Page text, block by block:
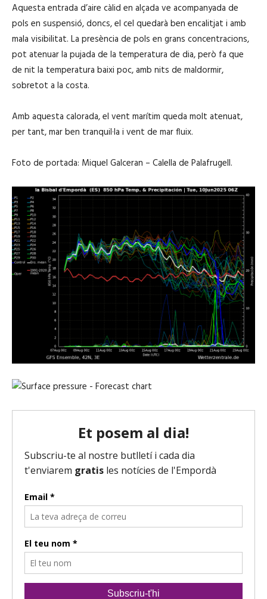
Aquesta entrada d’aire càlid en alçada ve acompanyada de
pols en suspensió, doncs, el cel quedarà ben encalitjat i amb
mala visibilitat. La presència de pols en grans concentracions,
pot atenuar la pujada de la temperatura de dia, però fa que
de nit la temperatura baixi poc, amb nits de maldormir,
sobretot a la costa.
Amb aquesta calorada, el vent marítim queda molt atenuat,
per tant, mar ben tranquil·la i vent de mar fluix.
Foto de portada: Miquel Galceran – Calella de Palafrugell.